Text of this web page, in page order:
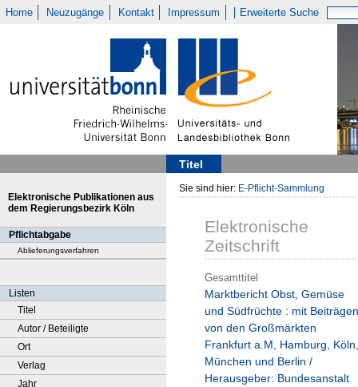
Home Neuzugänge Kontakt Impressum Erweiterte Suche
Titel
Elektronische Publikationen aus
dem Regierungsbezirk Köln
Pflichtabgabe
Ablieferungsverfahren
Listen
Titel
Autor / Beteiligte
Ort
Verlag
Jahr
Sie sind hier: E-Pflicht-Sammlung
Elektronische
Zeitschrift
Gesamttitel
Marktbericht Obst, Gemüse
und Südfrüchte : mit Beiträgen
von den Großmärkten
Frankfurt a.M, Hamburg, Köln,
München und Berlin /
Herausgeber: Bundesanstalt